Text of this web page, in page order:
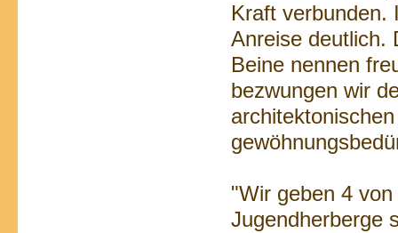
Kraft verbunden.
Anreise deutlich.
Beine nennen
bezwungen wir
"Wir geben 4
Jugendherberge